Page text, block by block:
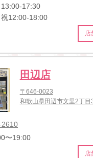
17:30
18:00
田辺店
〒646-0023
和歌山県田辺市文里2丁目
〜19:00
店